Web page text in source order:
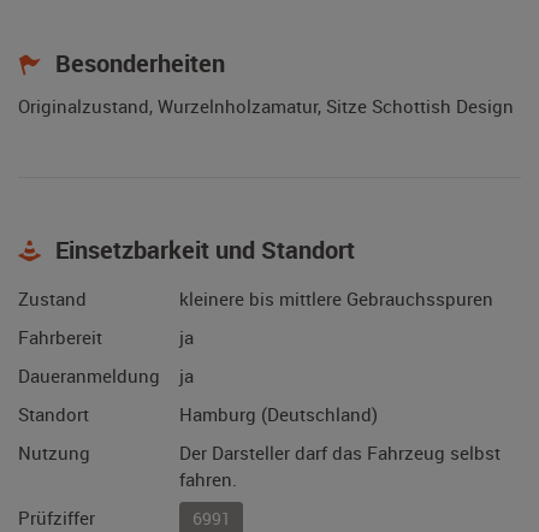
Besonderheiten
Originalzustand, Wurzelnholzamatur, Sitze Schottish Design
Einsetzbarkeit und Standort
Zustand
kleinere bis mittlere Gebrauchsspuren
Fahrbereit
ja
Daueranmeldung
ja
Standort
Hamburg (Deutschland)
Nutzung
Der Darsteller darf das Fahrzeug selbst
fahren.
Prüfziffer
6991